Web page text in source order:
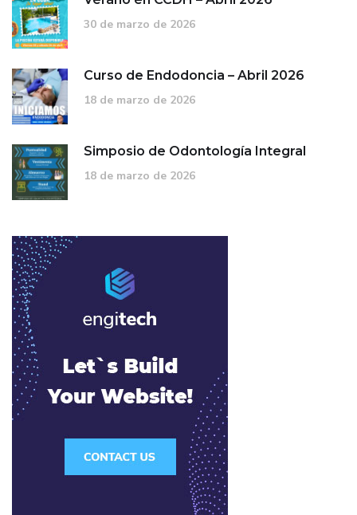
30 de marzo de 2026
Curso de Endodoncia – Abril 2026
18 de marzo de 2026
Simposio de Odontología Integral
18 de marzo de 2026